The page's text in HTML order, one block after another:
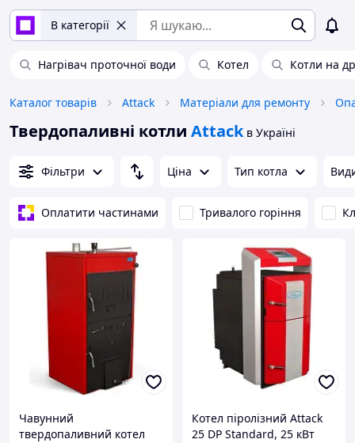
В категорії
Нагрівач проточної води Котел Котли на
Каталог товарів Attack Матеріали для ремонту
Твердопаливні котли Attack в Україні
Фільтри Ціна Тип котла
Оплатити частинами Тривалого горіння
Чавунний
твердопаливний котел
Котел піролізний Attack
25 DP Standard, 25 кВт